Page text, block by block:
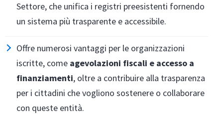
Settore, che unifica i registri preesistenti fornendo
un sistema più trasparente e accessibile.
Offre numerosi vantaggi per le organizzazioni
iscritte, come agevolazioni fiscali e accesso a
finanziamenti, oltre a contribuire alla trasparenza
per i cittadini che vogliono sostenere o collaborare
con queste entità.